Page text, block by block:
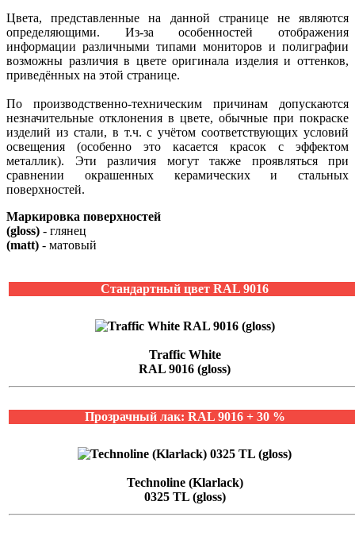
Цвета, представленные на данной странице не являются
определяющими. Из-за особенностей отображения
информации различными типами мониторов и полиграфии
возможны различия в цвете оригинала изделия и оттенков,
приведённых на этой странице.
По производственно-техническим причинам допускаются
незначительные отклонения в цвете, обычные при покраске
изделий из стали, в т.ч. с учётом соответствующих условий
освещения (особенно это касается красок с эффектом
металлик). Эти различия могут также проявляться при
сравнении окрашенных керамических и стальных
поверхностей.
Маркировка поверхностей
(gloss) - глянец
(matt) - матовый
Стандартный цвет RAL 9016
Traffic White
RAL 9016 (gloss)
Прозрачный лак: RAL 9016 + 30 %
Technoline (Klarlack)
0325 TL (gloss)